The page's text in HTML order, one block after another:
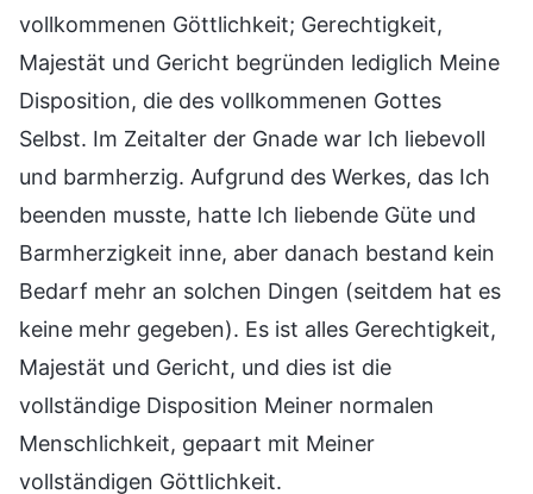
vollkommenen Göttlichkeit; Gerechtigkeit,
Majestät und Gericht begründen lediglich Meine
Disposition, die des vollkommenen Gottes
Selbst. Im Zeitalter der Gnade war Ich liebevoll
und barmherzig. Aufgrund des Werkes, das Ich
beenden musste, hatte Ich liebende Güte und
Barmherzigkeit inne, aber danach bestand kein
Bedarf mehr an solchen Dingen (seitdem hat es
keine mehr gegeben). Es ist alles Gerechtigkeit,
Majestät und Gericht, und dies ist die
vollständige Disposition Meiner normalen
Menschlichkeit, gepaart mit Meiner
vollständigen Göttlichkeit.